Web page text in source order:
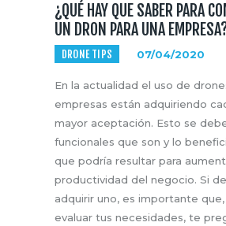
¿QUÉ HAY QUE SABER PARA
UN DRON PARA UNA
DRONE TIPS 07/04/2020
En la actualidad el uso de
empresas están adquiriendo
mayor aceptación. Esto se
funcionales que son y lo
que podría resultar para
productividad del negocio. Si
adquirir uno, es importante
evaluar tus necesidades, te